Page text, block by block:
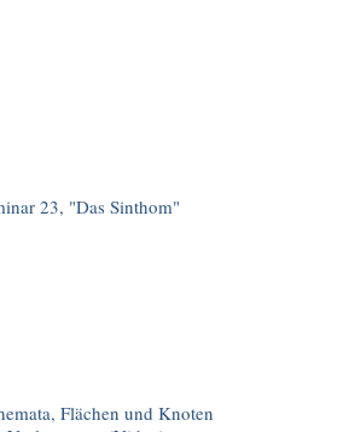
23, "Das Sinthom"
Flächen und Knoten